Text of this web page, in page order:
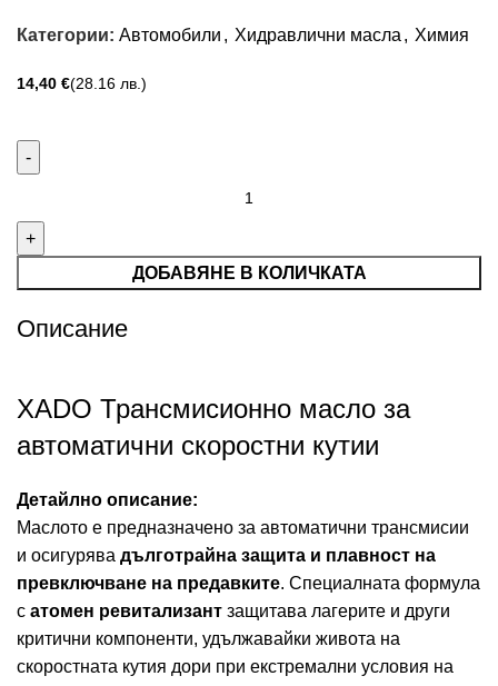
Категории: Автомобили , Хидравлични масла , Химия
€
ДОБАВЯНЕ В КОЛИЧКАТА
Описание
XADO Трансмисионно масло за
автоматични скоростни кутии
Детайлно описание:
Маслото е предназначено за автоматични трансмисии
и осигурява дълготрайна защита и плавност на
превключване на предавките. Специалната формула
с атомен ревитализант защитава лагерите и други
критични компоненти, удължавайки живота на
скоростната кутия дори при екстремални условия на